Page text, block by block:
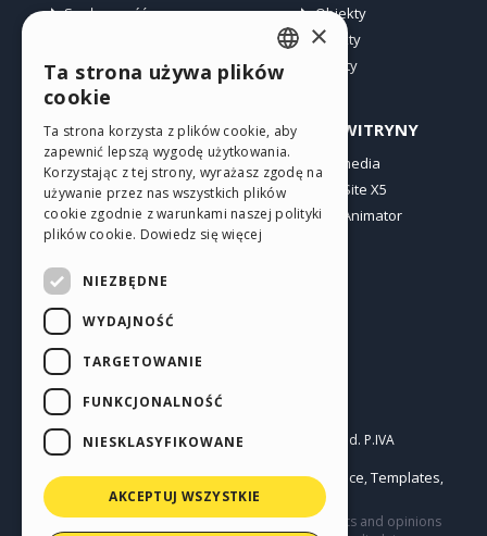
Społeczność
Obiekty
Punkty
Oferty
PROFIL
Moje wpisy
Moje licencje
Pobieranie
Web hosting
INNE WITRYNY
Incomedia
WebSite X5
WebAnimator
Polski
Copyright © 2026Incomedia s.r.l. All rights reserved. P.IVA
IT07514640015
Terms of use WebSite X5:Help Center / Marketplace, Templates,
Objects Privacy Policy
This site contains user submitted content, comments and opinions
ENGLISH
GERMAN
SPANISH
PORTUGUESE
×
Ta strona używa plików
cookie
Ta strona korzysta z plików cookie, aby
zapewnić lepszą wygodę użytkowania.
Korzystając z tej strony, wyrażasz zgodę na
używanie przez nas wszystkich plików
cookie zgodnie z warunkami naszej polityki
plików cookie. Dowiedz się więcej
NIEZBĘDNE
WYDAJNOŚĆ
TARGETOWANIE
FUNKCJONALNOŚĆ
NIESKLASYFIKOWANE
AKCEPTUJ WSZYSTKIE